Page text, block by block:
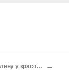
В плену у красоты →